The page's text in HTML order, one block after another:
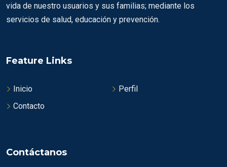
vida de nuestro usuarios y sus familias; mediante los
servicios de salud, educación y prevención.
Feature Links
Inicio
Perfil
Contacto
Contáctanos